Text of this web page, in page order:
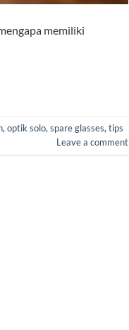
memiliki
, optik solo, spare glasses, tips
Leave a comment